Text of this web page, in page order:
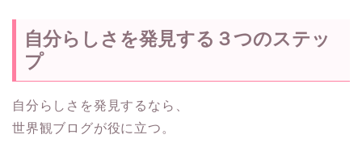
自分らしさを発見する３つのステッ
プ
自分らしさを発見するなら、
世界観ブログが役に立つ。